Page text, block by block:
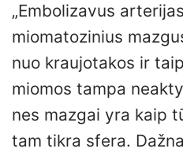
„Embolizavus
miomatozinius
nuo kraujotakos ir
miomos tampa
nes mazgai yra kaip
tam tikra sfera.